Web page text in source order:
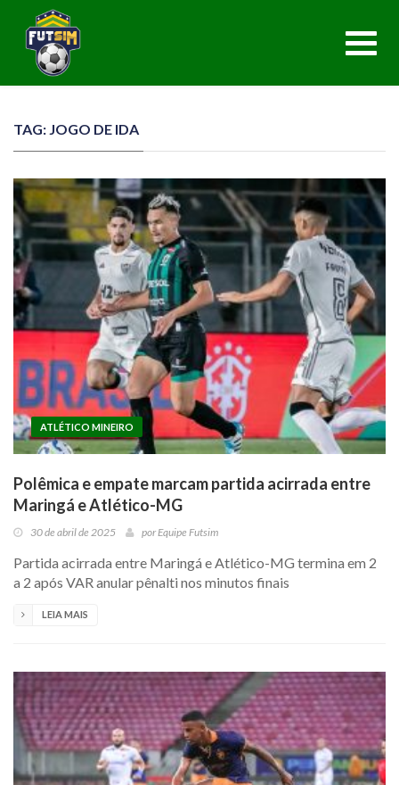
TAG: JOGO DE IDA
ATLÉTICO MINEIRO
Polêmica e empate marcam partida acirrada entre
Maringá e Atlético-MG
30 de abril de 2025 por Equipe Futsim
Partida acirrada entre Maringá e Atlético-MG termina em 2
a 2 após VAR anular pênalti nos minutos finais
LEIA MAIS